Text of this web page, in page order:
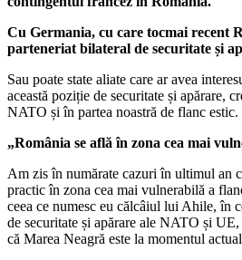
Cu Germania, cu care tocmai recent
parteneriat bilateral de securitate și
Sau poate state aliate care ar avea
această poziție de securitate și apărare,
NATO și în partea noastră de flanc estic.
„România se află în zona cea mai
Am zis în numărate cazuri în ultimul an
practic în zona cea mai vulnerabilă a
ceea ce numesc eu călcâiul lui Ahile, în
de securitate și apărare ale NATO și
că Marea Neagră este la momentul